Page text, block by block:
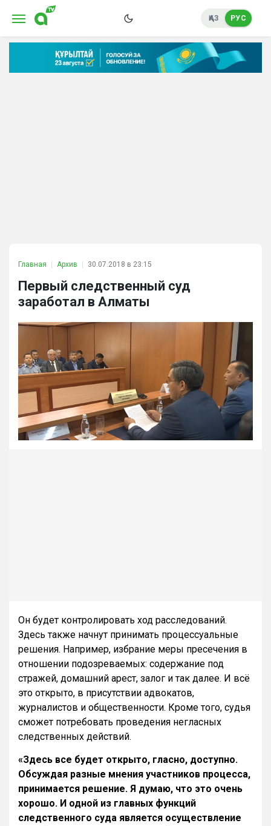
ҚАЗ РУС
Главная Архив 30.07.2018 в 23:15
Первый следственный суд
заработал в Алматы
Он будет контролировать ход расследований.
Здесь также начнут принимать процессуальные
решения. Например, избрание меры пресечения в
отношении подозреваемых: содержание под
стражей, домашний арест, залог и так далее. И всё
это открыто, в присутствии адвокатов,
журналистов и общественности. Кроме того, судья
сможет потребовать проведения негласных
следственных действий.
«Здесь все будет открыто, гласно, доступно.
Обсуждая разные мнения участников процесса,
принимается решение. Я думаю, что это очень
хорошо. И одной из главных функций
следственного суда является осуществление